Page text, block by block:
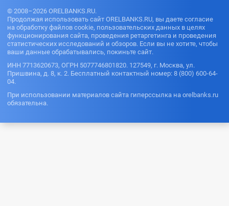
© 2008–2026 ORELBANKS.RU.
Продолжая использовать сайт ORELBANKS.RU, вы даете согласие
на обработку файлов cookie, пользовательских данных в целях
функционирования сайта, проведения ретаргетинга и проведения
статистических исследований и обзоров. Если вы не хотите, чтобы
ваши данные обрабатывались, покиньте сайт.
ИНН 7713620673, ОГРН 5077746801820. 127549, г. Москва, ул.
Пришвина, д. 8, к. 2. Бесплатный контактный номер: 8 (800) 600-64-
04.
При использовании материалов сайта гиперссылка на orelbanks.ru
обязательна.